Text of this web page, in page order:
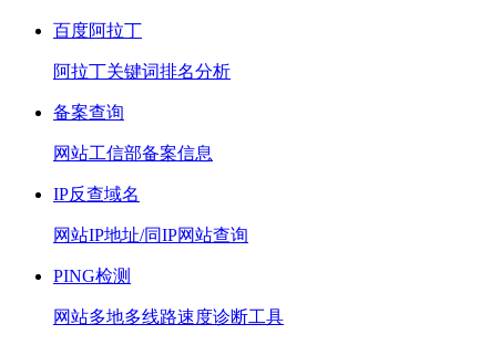
百度阿拉丁
阿拉丁关键词排名分析
备案查询
网站工信部备案信息
IP反查域名
网站IP地址/同IP网站查询
PING检测
网站多地多线路速度诊断工具